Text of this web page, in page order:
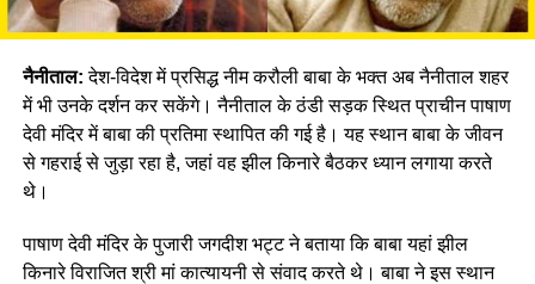
नैनीताल: देश-विदेश में प्रसिद्ध नीम करौली बाबा के भक्त अब नैनीताल शहर
में भी उनके दर्शन कर सकेंगे। नैनीताल के ठंडी सड़क स्थित प्राचीन पाषाण
देवी मंदिर में बाबा की प्रतिमा स्थापित की गई है। यह स्थान बाबा के जीवन
से गहराई से जुड़ा रहा है, जहां वह झील किनारे बैठकर ध्यान लगाया करते
थे।
पाषाण देवी मंदिर के पुजारी जगदीश भट्ट ने बताया कि बाबा यहां झील
किनारे विराजित श्री मां कात्यायनी से संवाद करते थे। बाबा ने इस स्थान